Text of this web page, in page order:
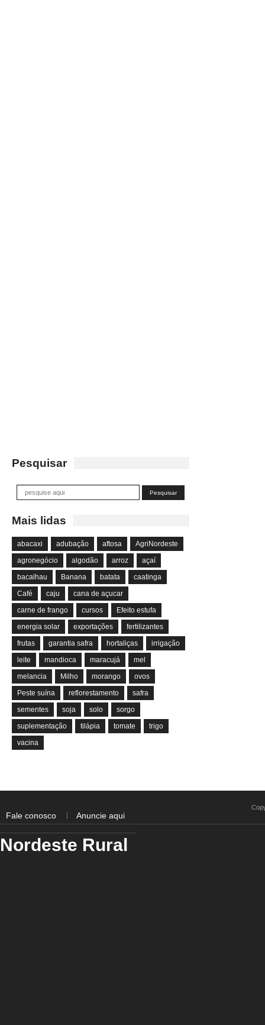
Pesquisar
Mais lidas
abacaxi adubação aftosa
AgriNordeste
agronegócio
algodão arroz
açaí
bacalhau
Banana batata
caatinga
Café
caju
cana de açucar
carne de frango
cursos
Efeito estufa
energia solar
exportações
fertilizantes
frutas
garantia safra hortaliças
irrigação
leite
mandioca maracujá
mel
melancia
Milho morango
ovos
Peste suína
reflorestamento
safra
sementes
soja solo
sorgo
suplementação
tilápia tomate
trigo
vacina
Fale conosco Anuncie aqui
Nordeste Rural